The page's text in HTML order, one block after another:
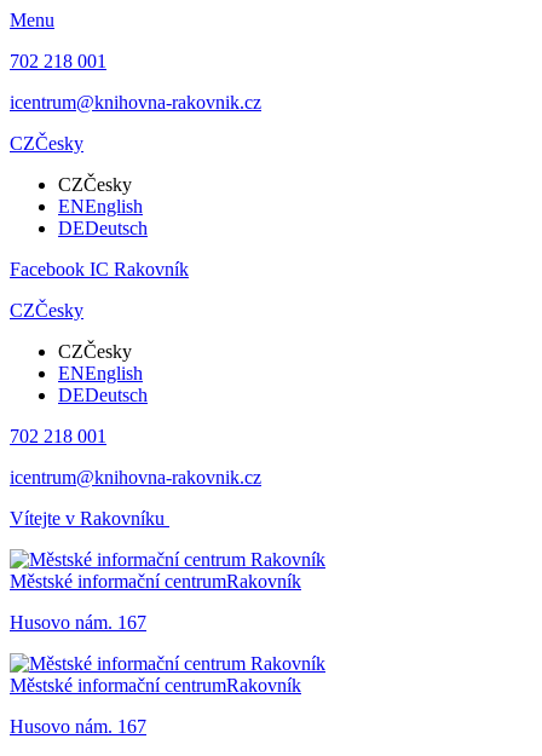
Menu
702 218 001
icentrum@knihovna-rakovnik.cz
CZČesky
CZČesky
ENEnglish
DEDeutsch
Facebook IC Rakovník
CZČesky
CZČesky
ENEnglish
DEDeutsch
702 218 001
icentrum@knihovna-rakovnik.cz
Vítejte v Rakovníku
Městské informační centrumRakovník
Husovo nám. 167
Městské informační centrumRakovník
Husovo nám. 167